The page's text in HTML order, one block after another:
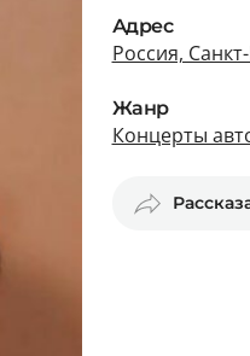
Адрес
Россия,
Жанр
Концерты